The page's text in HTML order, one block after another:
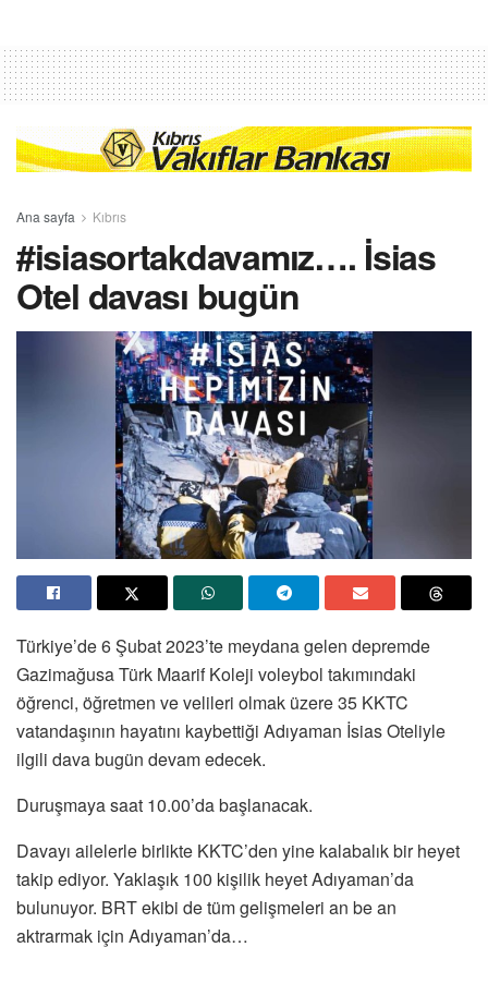
Ana sayfa Kıbrıs
#isiasortakdavamız…. İsias
Otel davası bugün
Türkiye’de 6 Şubat 2023’te meydana gelen depremde
Gazimağusa Türk Maarif Koleji voleybol takımındaki
öğrenci, öğretmen ve velileri olmak üzere 35 KKTC
vatandaşının hayatını kaybettiği Adıyaman İsias Oteliyle
ilgili dava bugün devam edecek.
Duruşmaya saat 10.00’da başlanacak.
Davayı ailelerle birlikte KKTC’den yine kalabalık bir heyet
takip ediyor. Yaklaşık 100 kişilik heyet Adıyaman’da
bulunuyor. BRT ekibi de tüm gelişmeleri an be an
aktrarmak için Adıyaman’da…